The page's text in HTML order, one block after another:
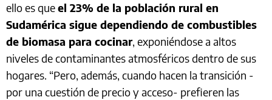
ello es queel 23% de la población rural en
Sudamérica sigue dependiendo de combustibles
de biomasa para cocinar, exponiéndose a altos
niveles de contaminantes atmosféricos dentro de sus
hogares. “Pero, además, cuando hacen la transición -
por una cuestión de precio y acceso- prefieren las